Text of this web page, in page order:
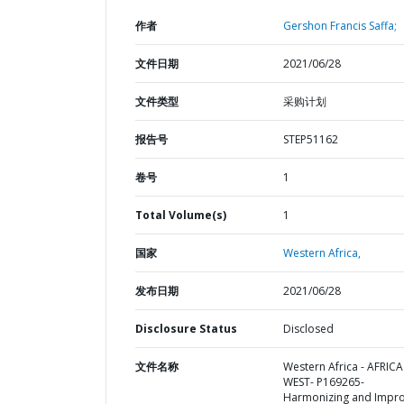
作者 Gershon Francis Saffa;
文件日期 2021/06/28
文件类型 采购计划
报告号 STEP51162
卷号 1
Total Volume(s) 1
国家 Western Africa,
发布日期 2021/06/28
Disclosure Status Disclosed
文件名称
Western Africa - AFRICA
WEST- P169265-
Harmonizing and